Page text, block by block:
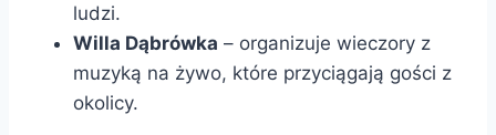
ludzi.
Willa Dąbrówka – organizuje wieczory z
muzyką na żywo, które przyciągają gości z
okolicy.